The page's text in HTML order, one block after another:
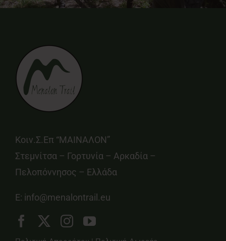
Κοιν.Σ.Επ “ΜΑΙΝΑΛΟΝ”
Στεμνίτσα – Γορτυνία – Αρκαδία –
Πελοπόννησος – Ελλάδα
E: info@menalontrail.eu